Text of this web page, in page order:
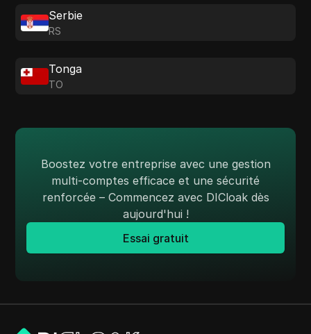
Serbie
RS
Tonga
TO
Boostez votre entreprise avec une gestion
multi-comptes efficace et une sécurité
renforcée – Commencez avec DICloak dès
aujourd'hui !
Essai gratuit